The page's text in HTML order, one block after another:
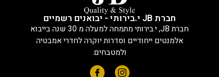
חברת JB י.בירותי - יבואנים רשמיים
חברת JB, י.בירותי מתמחה למעלה מ 30 שנה בייבוא
אלמנטים ייחודיים וסדרות יוקרה לחדרי אמבטיה
ולמטבחים.